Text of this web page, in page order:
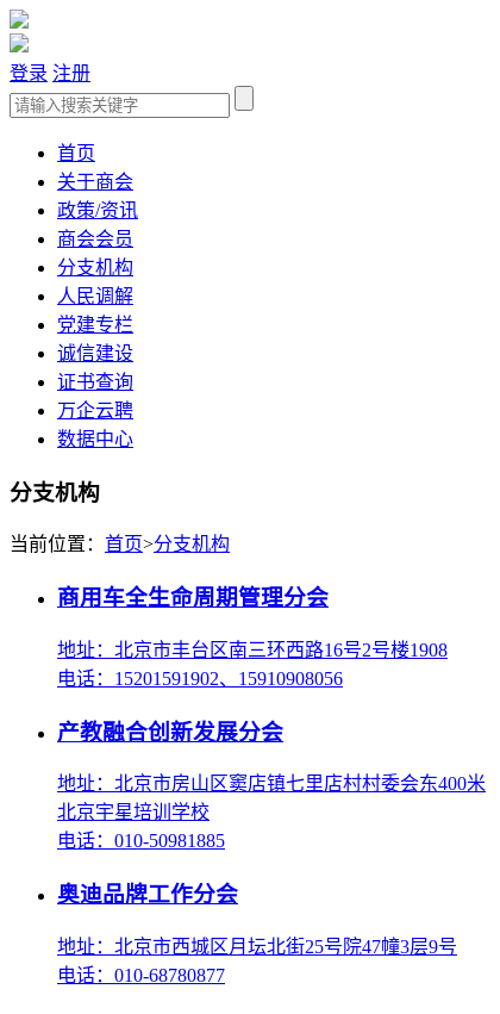
登录 注册
首页
关于商会
政策/资讯
商会会员
分支机构
人民调解
党建专栏
诚信建设
证书查询
万企云聘
数据中心
分支机构
当前位置： 首页>分支机构
商用车全生命周期管理分会
地址：北京市丰台区南三环西路16号2号楼1908
电话：15201591902、15910908056
产教融合创新发展分会
地址：北京市房山区窦店镇七里店村村委会东400米
北京宇星培训学校
电话：010-50981885
奥迪品牌工作分会
地址：北京市西城区月坛北街25号院47幢3层9号
电话：010-68780877